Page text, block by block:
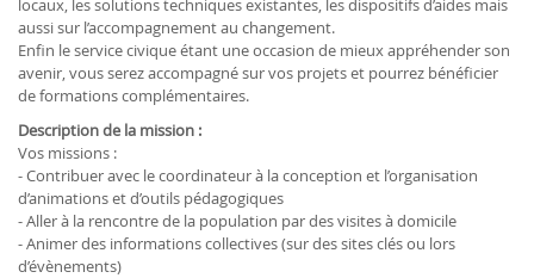
locaux, les solutions techniques existantes, les dispositifs d’aides mais
aussi sur l’accompagnement au changement.
Enfin le service civique étant une occasion de mieux appréhender son
avenir, vous serez accompagné sur vos projets et pourrez bénéficier
de formations complémentaires.
Description de la mission :
Vos missions :
- Contribuer avec le coordinateur à la conception et l’organisation
d’animations et d’outils pédagogiques
- Aller à la rencontre de la population par des visites à domicile
- Animer des informations collectives (sur des sites clés ou lors
d’évènements)